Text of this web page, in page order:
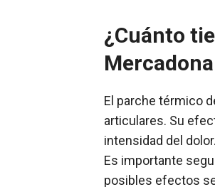
¿Cuánto
El parche térmico
articulares. Su
intensidad del
Es importante
posibles efectos